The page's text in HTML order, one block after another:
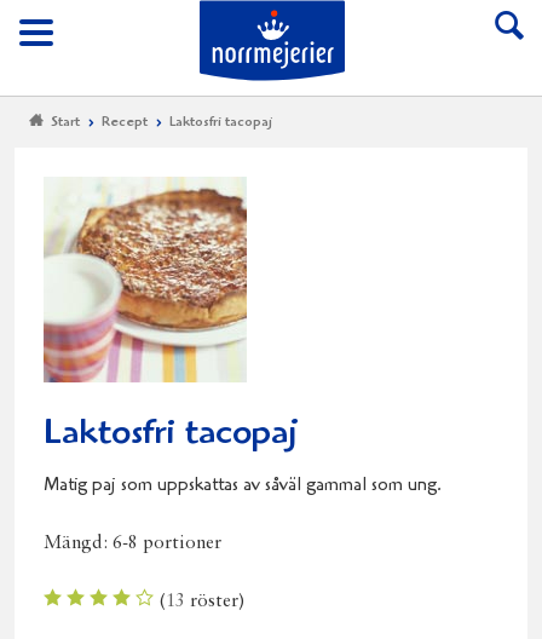
Meny
Till Norrmejerier
Start Recept Laktosfri tacopaj
Laktosfri tacopaj
Matig paj som uppskattas av såväl gammal som ung.
Mängd: 6-8 portioner
(13 röster)